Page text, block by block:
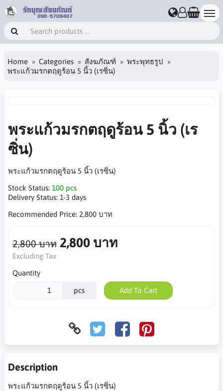
Home Categories สังฆภัณฑ์
พระพุทธรูป
พระแก้วมรกตฤดูร้อน 5 นิ้ว (เรซิ่น)
พระแก้วมรกตฤดูร้อน 5 นิ้ว (เร
ซิ่น)
พระแก้วมรกตฤดูร้อน 5 นิ้ว (เรซิ่น)
Stock Status: 100 pcs
Delivery Status: 1-3 days
Recommended Price: 2,800 บาท
2,800 บาท 2,800 บาท
Excluding Tax
Quantity
pcs Add To Cart
Description
พระแก้วมรกตฤดูร้อน 5 นิ้ว (เรซิ่น)